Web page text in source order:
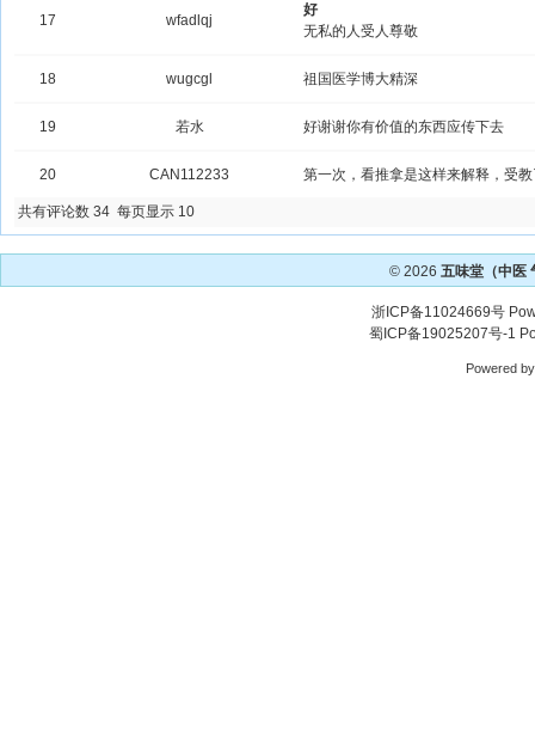
17 wfadlqj
好
无私的人受人尊敬
18 wugcgl 祖国医学博大精深
19 若水 好谢谢你有价值的东西应传下去
20 CAN112233 第一次，看推拿是这样来解释，受
共有评论数 34 每页显示 10
© 2026 五味堂（中医
浙ICP备11024669号
蜀ICP备19025207号-1
Powered